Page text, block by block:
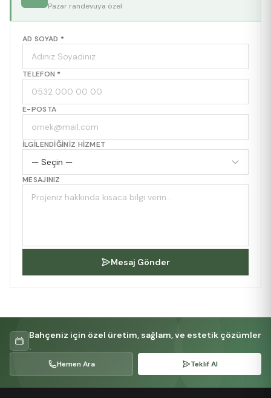
Pazar randevuya özel
AD SOYAD *
TELEFON *
E-POSTA
İLGILENDIĞINIZ HIZMET
MESAJINIZ
Mesaj Gönder
Bahçeniz için özel üretim, sağlam, ve estetik çözümler
.
Hemen Ara Teklif Al